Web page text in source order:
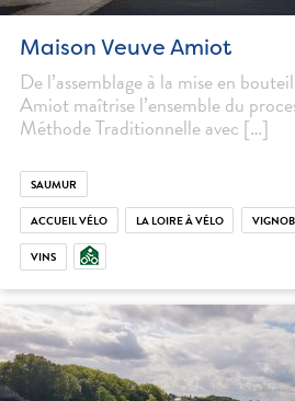
Maison Veuve Amiot
De l’assemblage à la mise en
Amiot maîtrise l’ensemble du
Méthode Traditionnelle avec […]
SAUMUR
ACCUEIL VÉLO LA LOIRE À VÉLO
VINS